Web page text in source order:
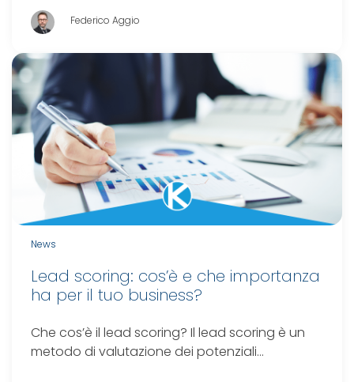
Federico Aggio
News
Lead scoring: cos’è e che importanza
ha per il tuo business?
Che cos’è il lead scoring? Il lead scoring è un
metodo di valutazione dei potenziali…